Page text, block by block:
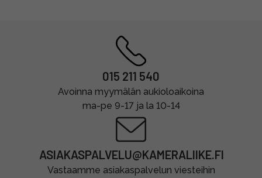
015 211 540
Avoinna myymälän aukioloaikoina
ma-pe 9-17 ja la 10-14
ASIAKASPALVELU@KAMERALIIKE.FI
Vastaamme asiakaspalvelun viesteihin